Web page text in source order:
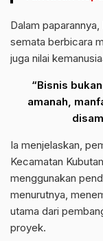
Dalam
semata berbicara
juga nilai
“Bisnis
amanah,
Ia menjelaskan,
Kecamatan
menggunakan
menurutnya,
utama dari
proyek.